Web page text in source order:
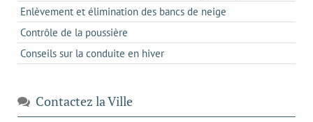
Enlèvement et élimination des bancs de neige
Contrôle de la poussière
Conseils sur la conduite en hiver
Contactez la Ville